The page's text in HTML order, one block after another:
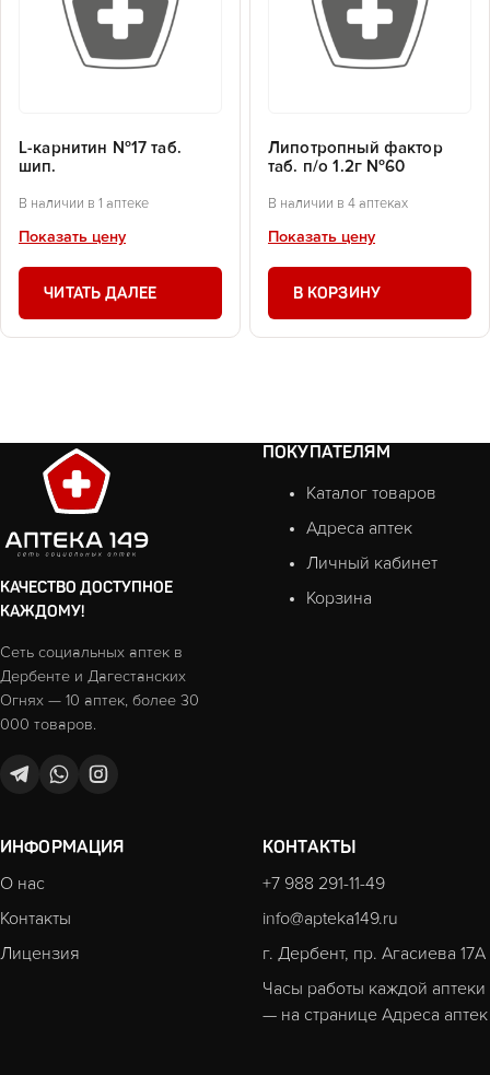
L-карнитин №17 таб.
шип.
В наличии в 1 аптеке
Показать цену
ЧИТАТЬ ДАЛЕЕ
Липотропный фактор
таб. п/о 1.2г №60
В наличии в 4 аптеках
Показать цену
В КОРЗИНУ
КАЧЕСТВО ДОСТУПНОЕ
КАЖДОМУ!
Сеть социальных аптек в
Дербенте и Дагестанских
Огнях — 10 аптек, более 30
000 товаров.
ПОКУПАТЕЛЯМ
Каталог товаров
Адреса аптек
Личный кабинет
Корзина
ИНФОРМАЦИЯ
О нас
Контакты
Лицензия
КОНТАКТЫ
+7 988 291-11-49
info@apteka149.ru
г. Дербент, пр. Агасиева 17А
Часы работы каждой аптеки
— на странице Адреса аптек